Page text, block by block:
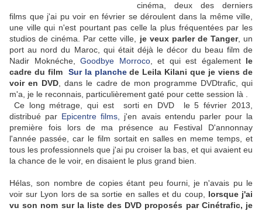
cinéma, deux des derniers
films que j'ai pu voir en février se déroulent dans la même ville,
une ville qui n'est pourtant pas celle la plus fréquentées par les
studios de cinéma. Par cette ville, je veux parler de Tanger, un
port au nord du Maroc, qui était déjà le décor du beau film de
Nadir Moknéche, Goodbye Morroco, et qui est égalementle
cadre du film Sur la planchede Leila Kilani que je viens de
voir en DVD , dans le cadre de mon programme DVDtrafic, qui
m'a, je le reconnais, particulièrement gaté pour cette session là .
Ce long métrage, qui est sorti en DVD le 5 février 2013,
distribué par Epicentre films, j'en avais entendu parler pour la
première fois lors de ma présence au Festival D'annonnay
l'année passée, car le film sortait en salles en meme temps, et
tous les professionnels que j'ai pu croiser la bas, et qui avaient eu
la chance de le voir, en disaient le plus grand bien.
Hélas, son nombre de copies étant peu fourni, je n'avais pu le
voir sur Lyon lors de sa sortie en salles et du coup, lorsque j'ai
vu son nom sur la liste des DVD proposés par Cinétrafic, je